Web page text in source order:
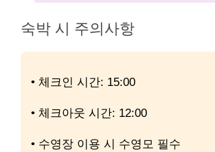
숙박 시 주의사항
• 체크인 시간: 15:00
• 체크아웃 시간: 12:00
• 수영장 이용 시 수영모 필수